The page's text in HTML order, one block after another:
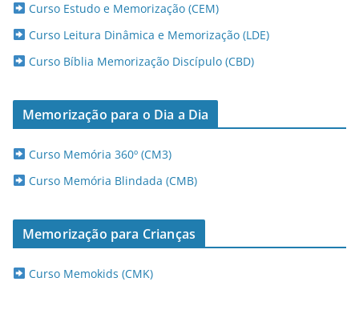
Curso Estudo e Memorização (CEM)
Curso Leitura Dinâmica e Memorização (LDE)
Curso Bíblia Memorização Discípulo (CBD)
Memorização para o Dia a Dia
Curso Memória 360º (CM3)
Curso Memória Blindada (CMB)
Memorização para Crianças
Curso Memokids (CMK)